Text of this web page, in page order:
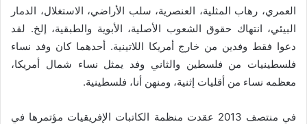
العمري، رهاب المثلية، العنصرية، سلب الأراضي، الاستغلال، الدمار
البيئي، انتهاك حقوق الشعوب الأصلية، الأبوية والطبقية، إلخ. لقد
دعوا فقط وفدين من خارج أمريكا اللاتينية. أحدهما كان وفد نساء
فلسطينيات من فلسطين والثاني وفد يمثل نساء شمال أمريكا،
معظمه نساء من أقليات إثنية، ومنهن أنا، فلسطينية.
في منتصف 2013 عقدت منظمة الكاتبات الإفريقيات مؤتمرها في